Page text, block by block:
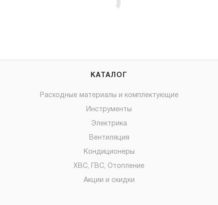
КАТАЛОГ
Расходные материалы и комплектующие
Инструменты
Электрика
Вентиляция
Кондиционеры
ХВС, ГВС, Отопление
Акции и скидки